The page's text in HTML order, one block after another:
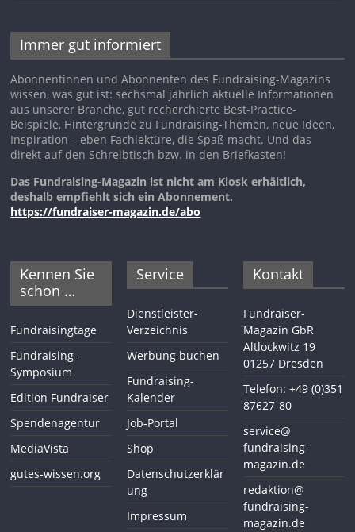
Immer gut informiert
Abonnentinnen und Abonnenten des Fundraising-Magazins
wissen, was gut ist: sechsmal jährlich aktuelle Informationen
aus unserer Branche, gut recherchierte Best-Practice-
Beispiele, Hintergründe zu Fundraising-Themen, neue Ideen,
Inspiration – eben Fachlektüre, die Spaß macht. Und das
direkt auf den Schreibtisch bzw. in den Briefkasten!
Das Fundraising-Magazin ist nicht am Kiosk erhältlich,
deshalb empfiehlt sich ein Abonnement.
https://fundraiser-magazin.de/abo
Kennen Sie
schon …
Fundraisingtage
Fundraising-
Symposium
Edition Fundraiser
Spendenagentur
MediaVista
gutes-wissen.org
Service
Dienstleister-
Verzeichnis
Werbung buchen
Fundraising-
Kalender
Job-Portal
Shop
Datenschutzerklär
ung
Impressum
Kontakt
Fundraiser-
Magazin GbR
Altlockwitz 19
01257 Dresden
Telefon: +49 (0)351
87627-80
service@
fundraising-
magazin.de
redaktion@
fundraising-
magazin.de